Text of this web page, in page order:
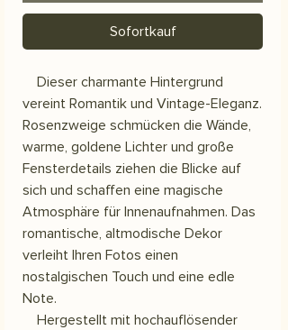
Sofortkauf
Dieser charmante Hintergrund
vereint Romantik und Vintage-Eleganz.
Rosenzweige schmücken die Wände,
warme, goldene Lichter und große
Fensterdetails ziehen die Blicke auf
sich und schaffen eine magische
Atmosphäre für Innenaufnahmen. Das
romantische, altmodische Dekor
verleiht Ihren Fotos einen
nostalgischen Touch und eine edle
Note.
Hergestellt mit hochauflösender